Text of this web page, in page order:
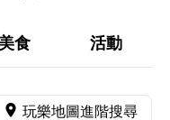
美食 活動
玩樂地圖進階搜尋